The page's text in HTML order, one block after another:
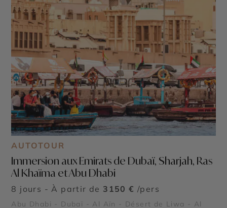
AUTOTOUR
Immersion aux Emirats de Dubaï, Sharjah, Ras
Al Khaïma et Abu Dhabi
8 jours - À partir de 3150 € /pers
Abu Dhabi - Dubaï - Al Aïn - Désert de Liwa - Al